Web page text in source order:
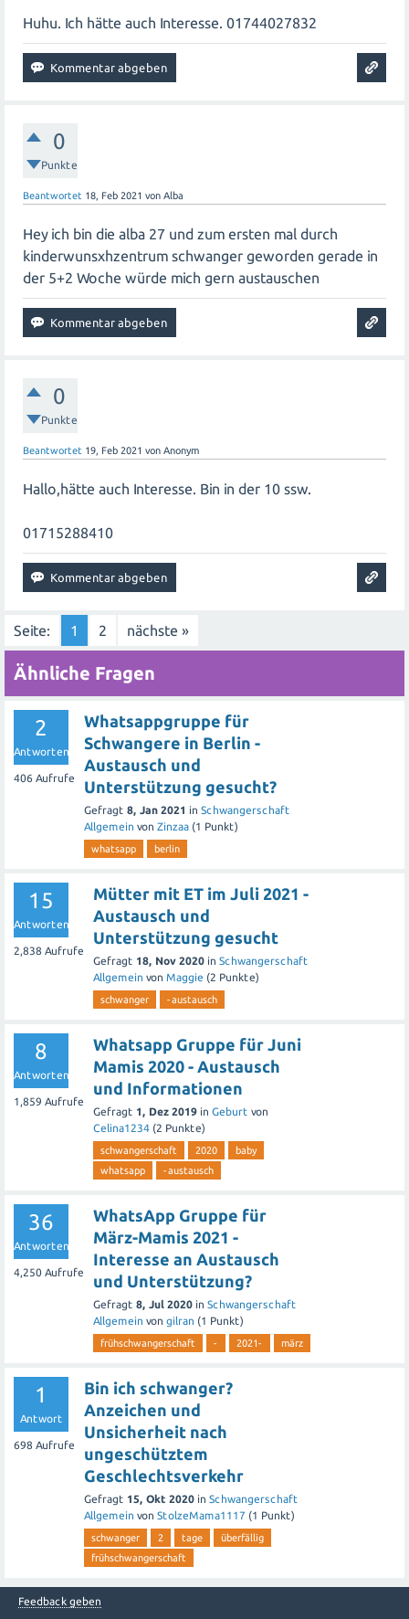
Huhu. Ich hätte auch Interesse. 01744027832
0
Punkte
Beantwortet 18, Feb 2021 von Alba
Hey ich bin die alba 27 und zum ersten mal durch
kinderwunsxhzentrum schwanger geworden gerade in
der 5+2 Woche würde mich gern austauschen
0
Punkte
Beantwortet 19, Feb 2021 von Anonym
Hallo,hätte auch Interesse. Bin in der 10 ssw.
01715288410
Seite: 1 2 nächste »
Ähnliche Fragen
2
Antworten
406 Aufrufe
Whatsappgruppe für
Schwangere in Berlin -
Austausch und
Unterstützung gesucht?
Gefragt 8, Jan 2021 in Schwangerschaft
Allgemein von Zinzaa (1 Punkt)
whatsapp berlin
15
Antworten
2,838 Aufrufe
Mütter mit ET im Juli 2021 -
Austausch und
Unterstützung gesucht
Gefragt 18, Nov 2020 in Schwangerschaft
Allgemein von Maggie (2 Punkte)
schwanger -austausch
8
Antworten
1,859 Aufrufe
Whatsapp Gruppe für Juni
Mamis 2020 - Austausch
und Informationen
Gefragt 1, Dez 2019 in Geburt von
Celina1234 (2 Punkte)
schwangerschaft 2020
baby
whatsapp
-austausch
36
Antworten
4,250 Aufrufe
WhatsApp Gruppe für
März-Mamis 2021 -
Interesse an Austausch
und Unterstützung?
Gefragt 8, Jul 2020 in Schwangerschaft
Allgemein von gilran (1 Punkt)
frühschwangerschaft - 2021- märz
1
Antwort
698 Aufrufe
Bin ich schwanger?
Anzeichen und
Unsicherheit nach
ungeschütztem
Geschlechtsverkehr
Gefragt 15, Okt 2020 in Schwangerschaft
Allgemein von StolzeMama1117 (1 Punkt)
schwanger 2 tage
überfällig
frühschwangerschaft
Feedback geben